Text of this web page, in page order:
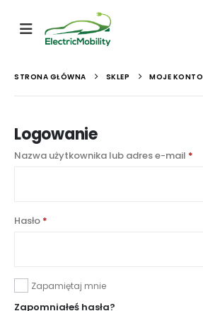
STRONA GŁÓWNA SKLEP MOJE KONTO
Logowanie
Nazwa użytkownika lub adres e-mail *
Hasło *
Zapamiętaj mnie
Zapomniałeś hasła?